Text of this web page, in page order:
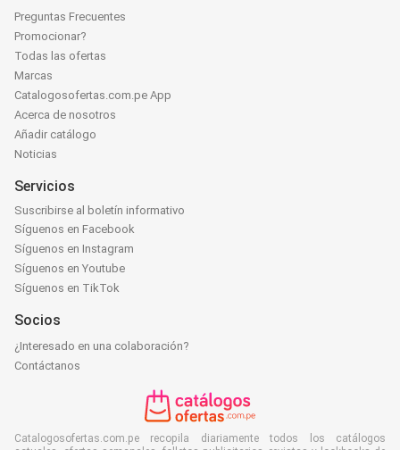
Preguntas Frecuentes
Promocionar?
Todas las ofertas
Marcas
Catalogosofertas.com.pe App
Acerca de nosotros
Añadir catálogo
Noticias
Servicios
Suscribirse al boletín informativo
Síguenos en Facebook
Síguenos en Instagram
Síguenos en Youtube
Síguenos en TikTok
Socios
¿Interesado en una colaboración?
Contáctanos
Catalogosofertas.com.pe recopila diariamente todos los catálogos